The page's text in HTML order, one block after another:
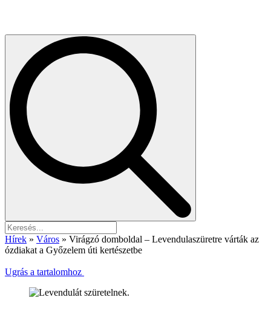
Hírek » Város » Virágzó domboldal – Levendulaszüretre várták az
ózdiakat a Győzelem úti kertészetbe
Ugrás a tartalomhoz